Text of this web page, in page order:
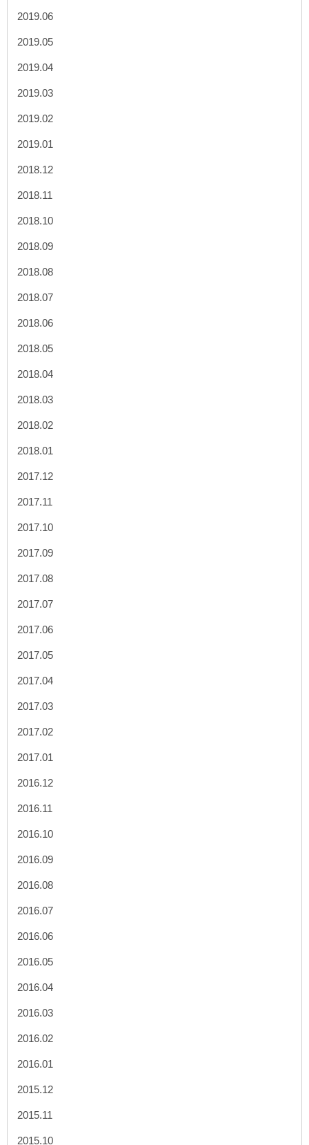
2019.06
2019.05
2019.04
2019.03
2019.02
2019.01
2018.12
2018.11
2018.10
2018.09
2018.08
2018.07
2018.06
2018.05
2018.04
2018.03
2018.02
2018.01
2017.12
2017.11
2017.10
2017.09
2017.08
2017.07
2017.06
2017.05
2017.04
2017.03
2017.02
2017.01
2016.12
2016.11
2016.10
2016.09
2016.08
2016.07
2016.06
2016.05
2016.04
2016.03
2016.02
2016.01
2015.12
2015.11
2015.10